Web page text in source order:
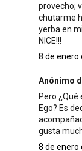
provecho;
chutarme
yerba en
NICE!!!
8 de enero
Anónimo
Pero
Ego? Es
gusta
8 de enero